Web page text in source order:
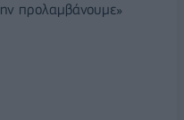
προλαμβάνουμε»